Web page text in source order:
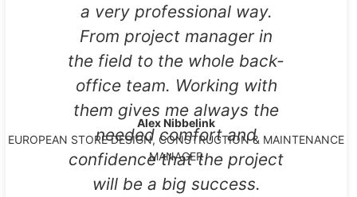
a very professional way.
From project manager in
the field to the whole back-
office team. Working with
them gives me always the
needed comfort and
confidence that the project
will be a big success.
Alex Nibbelink
EUROPEAN STORE DESIGN, CONSTRUCTION & MAINTENANCE
MANAGER